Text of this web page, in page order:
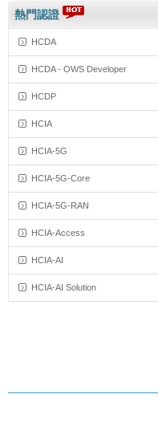
熱門認證
HCDA
HCDA - OWS Developer
HCDP
HCIA
HCIA-5G
HCIA-5G-Core
HCIA-5G-RAN
HCIA-Access
HCIA-AI
HCIA-AI Solution